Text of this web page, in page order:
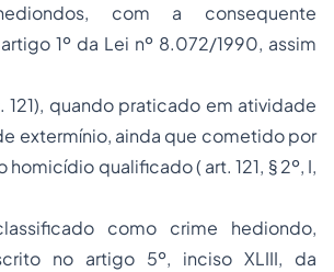
com a consequente
1º da Lei nº 8.072/1990, assim
121), quando praticado em atividade
extermínio, ainda que cometido por
homicídio qualificado ( art. 121, § 2º, I,
como crime hediondo,
no artigo 5º, inciso XLIII, da